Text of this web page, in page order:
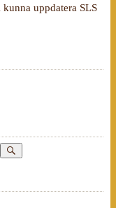
uppdatera SLS